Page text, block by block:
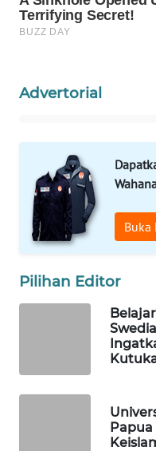
Advertorial
Buka
Pilihan Editor
Papua
Wahana
Media
Group
NEWS
WAHANA
ADVOKAT
WAHANA